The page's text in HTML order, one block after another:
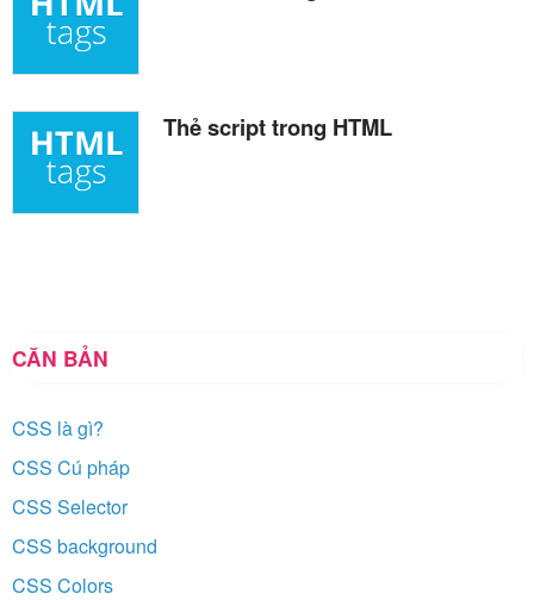
Thẻ script trong HTML
CĂN BẢN
CSS là gì?
CSS Cú pháp
CSS Selector
CSS background
CSS Colors